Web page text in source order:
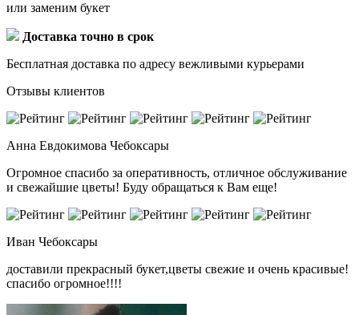
или заменим букет
Доставка точно в срок
Бесплатная доставка по адресу вежливыми курьерами
Отзывы клиентов
Анна Евдокимова Чебоксары
Огромное спасибо за оперативность, отличное обслуживание
и свежайшие цветы! Буду обращаться к Вам еще!
Иван Чебоксары
доставили прекрасный букет,цветы свежие и очень красивые!
спасибо огромное!!!!